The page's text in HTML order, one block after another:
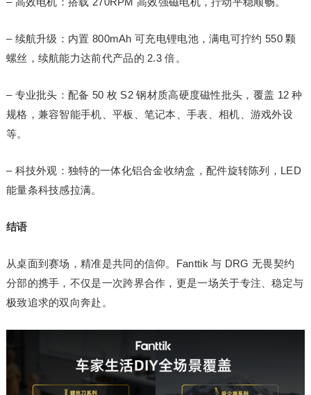
– 续航升级：内置 800mAh 可充电锂电池，满电可拧约 550 颗
螺丝，续航能力达前代产品的 2.3 倍。
– 专业批头：配备 50 枚 S2 钢材质高硬度磁性批头，覆盖 12 种
规格，兼容智能手机、平板、笔记本、手表、相机、游戏外设
等。
– 科技外观：独特的一体化铝合金收纳盒，配件旋转陈列，LED
能量条科技感拉满。
结语
从桌面到赛场，精准是共同的信仰。Fanttik 与 DRG 无畏契约
分部的携手，不仅是一次跨界合作，更是一场关于专注、稳定与
极致追求的双向奔赴。